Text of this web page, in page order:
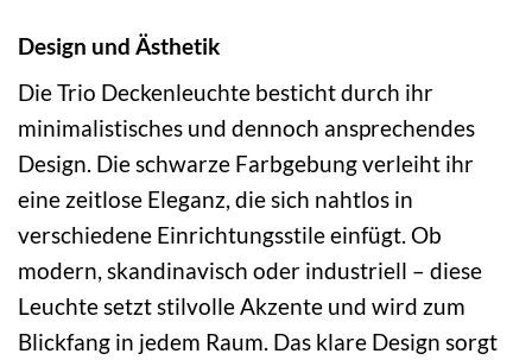
Design und Ästhetik
Die Trio Deckenleuchte besticht durch ihr
minimalistisches und dennoch ansprechendes
Design. Die schwarze Farbgebung verleiht ihr
eine zeitlose Eleganz, die sich nahtlos in
verschiedene Einrichtungsstile einfügt. Ob
modern, skandinavisch oder industriell – diese
Leuchte setzt stilvolle Akzente und wird zum
Blickfang in jedem Raum. Das klare Design sorgt